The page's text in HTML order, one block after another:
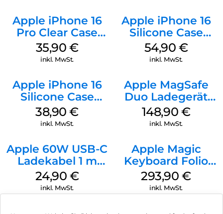
Apple iPhone 16
Pro Clear Case
MagSafe
Transparent
35,90 €
inkl. MwSt.
Apple iPhone 16
Silicone Case
MagSafe Black
54,90 €
inkl. MwSt.
Apple iPhone 16
Silicone Case
MagSafe
Ultramarine
38,90€
inkl. MwSt.
Apple MagSafe
Duo Ladegerät
Weiß
148,90 €
inkl. MwSt.
Apple 60W USB-C
Ladekabel 1 m
Weiß
24,90 €
inkl. MwSt.
Apple Magic
Keyboard Folio
iPad 10.9″ (10.Gen.)
Weiß
293,90€
inkl. MwSt.